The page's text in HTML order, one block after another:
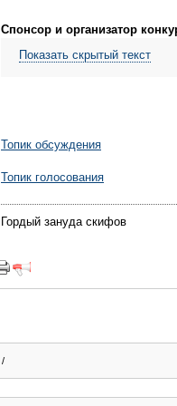
Спонсор и организатор
Показать скрытый текст
Топик обсуждения
Топик голосования
Гордый зануда скифов
/